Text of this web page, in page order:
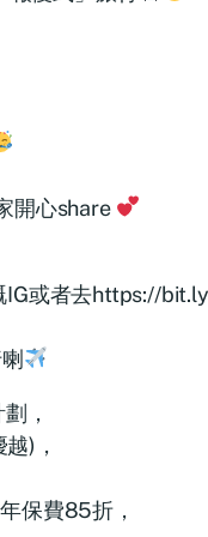
開心share
IG或者去https://
，
)，
保費85折，